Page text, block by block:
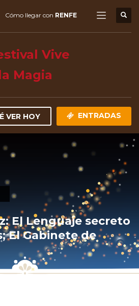
Cómo llegar con RENFE
VER HOY ENTRADAS
El Lenguaje secreto
El Gabinete de